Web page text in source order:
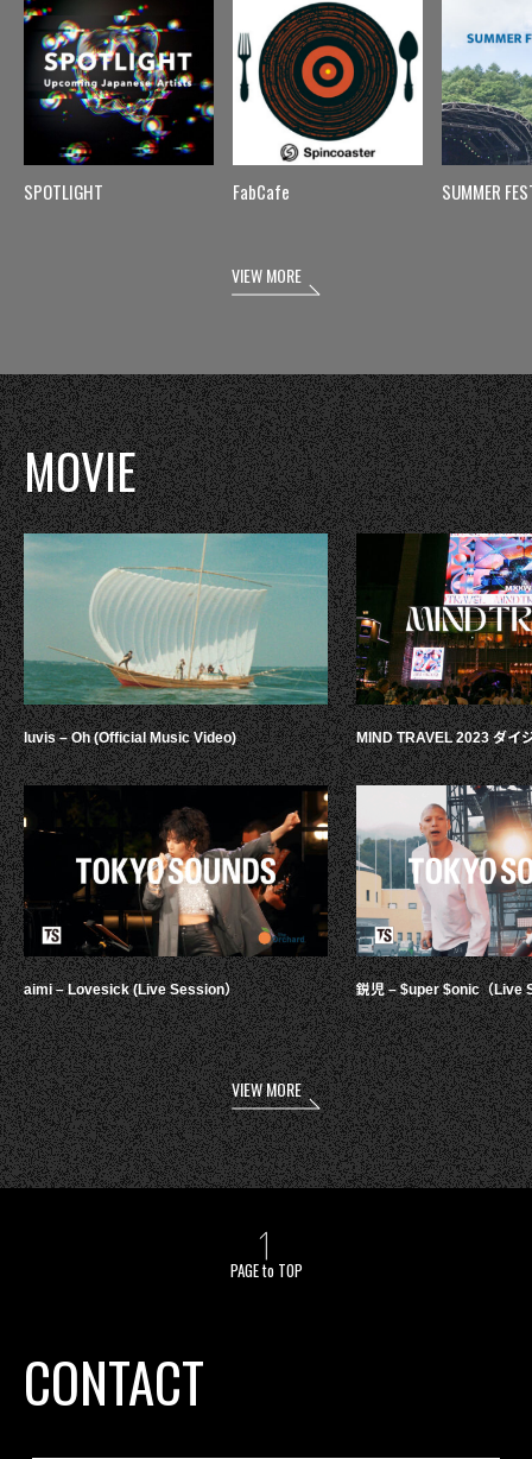
SPOTLIGHT FabCafe SUMMER
VIEW MORE
MOVIE
luvis – Oh (Official Music Video)
aimi – Lovesick (Live Session）
MIND TRAVEL 2023 ダイ
鋭児 – $uper $onic（Live
VIEW MORE
PAGE to TOP
CONTACT